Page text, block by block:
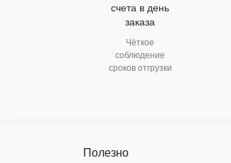
счета в день
заказа
Чёткое
соблюдение
сроков отгрузки
Полезно